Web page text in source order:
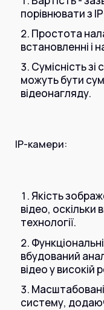
Інше
Для дому
Для бізнесу
Карта
Магазин
Загальні
корпус А, 3
порівнювати з
Простота
встановленні і
Сумісність
можуть бути
відеонагляду.
IP-камери:
Якість
відео,
технології.
вбудований
відео у високій
систему,